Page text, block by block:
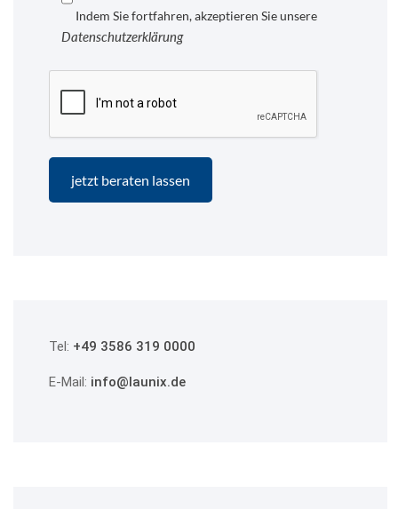
Indem Sie fortfahren, akzeptieren Sie unsere
Datenschutzerklärung
Tel: +49 3586 319 0000
E-Mail: info@launix.de